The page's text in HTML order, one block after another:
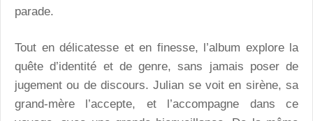
parade.
Tout en délicatesse et en finesse, l’album explore la
quête d’identité et de genre, sans jamais poser de
jugement ou de discours. Julian se voit en sirène, sa
grand-mère l’accepte, et l’accompagne dans ce